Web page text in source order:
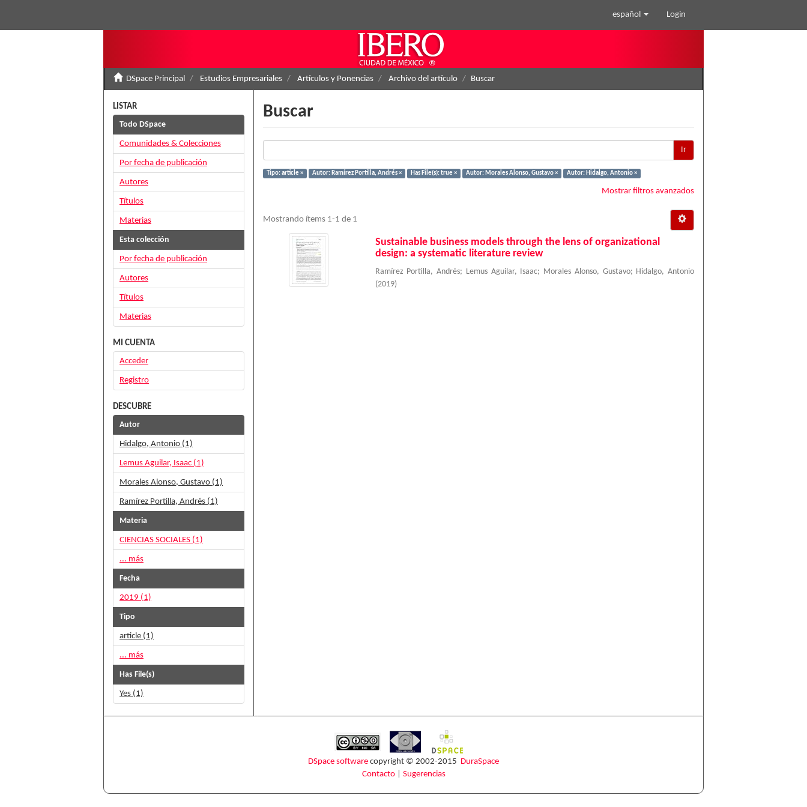
español Login
DSpace Principal Estudios Empresariales Artículos y Ponencias Archivo del artículo Buscar
Buscar
Ir
Tipo: article × Autor: Ramírez Portilla, Andrés × Has File(s): true × Autor: Morales Alonso, Gustavo × Autor: Hidalgo, Antonio ×
Mostrar filtros avanzados
Mostrando ítems 1-1 de 1
Sustainable business models through the lens of organizational
design: a systematic literature review
Ramírez Portilla, Andrés; Lemus Aguilar, Isaac; Morales Alonso, Gustavo;
Hidalgo, Antonio
(2019)
LISTAR
Todo DSpace
Comunidades & Colecciones
Por fecha de publicación
Autores
Títulos
Materias
Esta colección
Por fecha de publicación
Autores
Títulos
Materias
MI CUENTA
Acceder
Registro
DESCUBRE
Autor
Hidalgo, Antonio (1)
Lemus Aguilar, Isaac (1)
Morales Alonso, Gustavo (1)
Ramírez Portilla, Andrés (1)
Materia
CIENCIAS SOCIALES (1)
... más
Fecha
2019 (1)
Tipo
article (1)
... más
Has File(s)
Yes (1)
DSpace software copyright © 2002-2015 DuraSpace
Contacto| Sugerencias